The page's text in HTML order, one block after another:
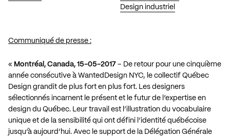
Design industriel
Communiqué de presse :
« Montréal, Canada, 15-05-2017 – De retour pour une cinquième
année consécutive à WantedDesign NYC, le collectif Québec
Design grandit de plus fort en plus fort. Les designers
sélectionnés incarnent le présent et le futur de l’expertise en
design du Québec. Leur travail est l’illustration du vocabulaire
unique et de la sensibilité qui ont défini l’identité québécoise
jusqu’à aujourd’hui. Avec le support de la Délégation Générale